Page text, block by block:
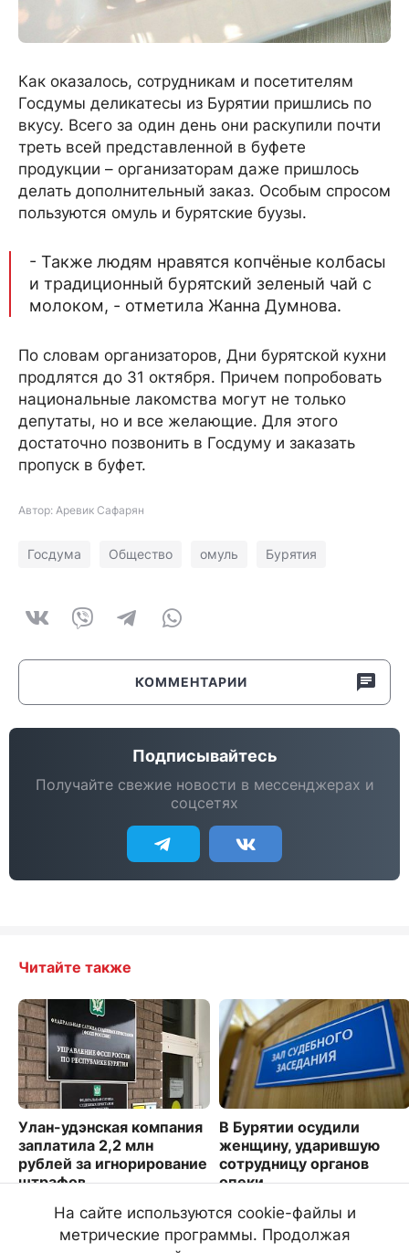
Как оказалось, сотрудникам и посетителям
Госдумы деликатесы из Бурятии пришлись по
вкусу. Всего за один день они раскупили почти
треть всей представленной в буфете
продукции – организаторам даже пришлось
делать дополнительный заказ. Особым спросом
пользуются омуль и бурятские буузы.
- Также людям нравятся копчёные колбасы
и традиционный бурятский зеленый чай с
молоком, - отметила Жанна Думнова.
По словам организаторов, Дни бурятской кухни
продлятся до 31 октября. Причем попробовать
национальные лакомства могут не только
депутаты, но и все желающие. Для этого
достаточно позвонить в Госдуму и заказать
пропуск в буфет.
Автор: Аревик Сафарян
Госдума Общество омуль Бурятия
КОММЕНТАРИИ
Подписывайтесь
Получайте свежие новости в мессенджерах и
соцсетях
Читайте также
Улан-удэнская компания
заплатила 2,2 млн
рублей за игнорирование
штрафов
2175
В Бурятии осудили
женщину, ударившую
сотрудницу органов
опеки
4291
На сайте используются cookie-файлы и
метрические программы. Продолжая